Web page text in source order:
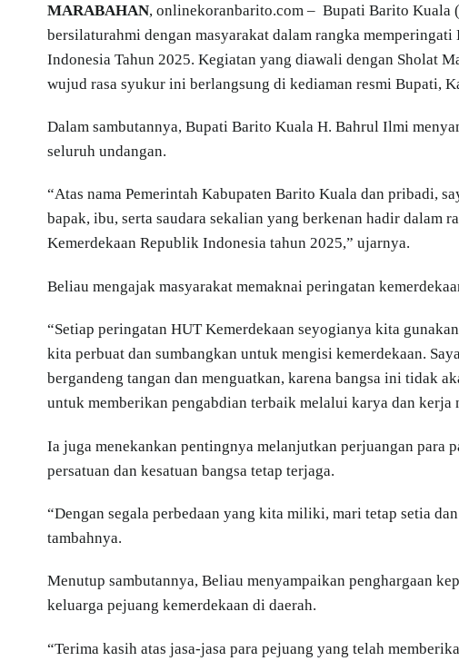
MARABAHAN, onlinekoranbarito.com – Bupati Barito Kuala
bersilaturahmi dengan masyarakat dalam rangka
Indonesia Tahun 2025. Kegiatan yang diawali dengan Sholat
wujud rasa syukur ini berlangsung di kediaman resmi Bupati,
Dalam sambutannya, Bupati Barito Kuala H. Bahrul Ilmi
seluruh undangan.
“Atas nama Pemerintah Kabupaten Barito Kuala dan pribadi,
bapak, ibu, serta saudara sekalian yang berkenan hadir dalam
Kemerdekaan Republik Indonesia tahun 2025,” ujarnya.
Beliau mengajak masyarakat memaknai peringatan
“Setiap peringatan HUT Kemerdekaan seyogianya kita
kita perbuat dan sumbangkan untuk mengisi kemerdekaan.
bergandeng tangan dan menguatkan, karena bangsa ini tidak
untuk memberikan pengabdian terbaik melalui karya dan kerja
Ia juga menekankan pentingnya melanjutkan perjuangan para
persatuan dan kesatuan bangsa tetap terjaga.
“Dengan segala perbedaan yang kita miliki, mari tetap setia
tambahnya.
Menutup sambutannya, Beliau menyampaikan penghargaan
keluarga pejuang kemerdekaan di daerah.
“Terima kasih atas jasa-jasa para pejuang yang telah